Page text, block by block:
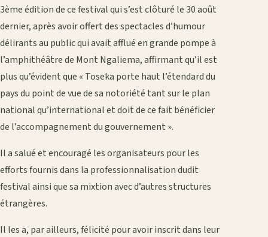
3ème édition de ce festival qui s’est clôturé le 30 août
dernier, après avoir offert des spectacles d’humour
délirants au public qui avait afflué en grande pompe à
l’amphithéâtre de Mont Ngaliema, affirmant qu’il est
plus qu’évident que « Toseka porte haut l’étendard du
pays du point de vue de sa notoriété tant sur le plan
national qu’international et doit de ce fait bénéficier
de l’accompagnement du gouvernement ».
Il a salué et encouragé les organisateurs pour les
efforts fournis dans la professionnalisation dudit
festival ainsi que sa mixtion avec d’autres structures
étrangères.
Il les a, par ailleurs, félicité pour avoir inscrit dans leur